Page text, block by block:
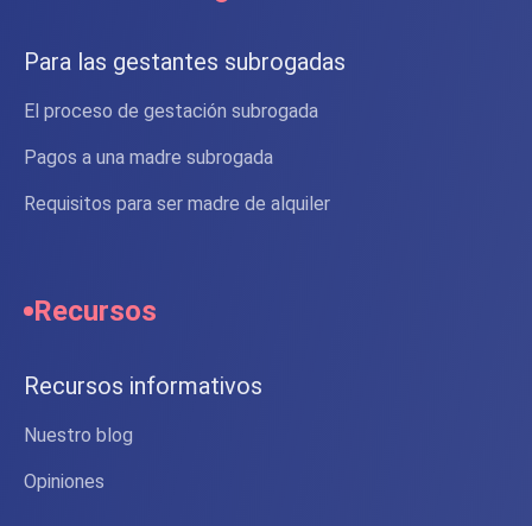
Para las gestantes subrogadas
El proceso de gestación subrogada
Pagos a una madre subrogada
Requisitos para ser madre de alquiler
Recursos
Recursos informativos
Nuestro blog
Opiniones